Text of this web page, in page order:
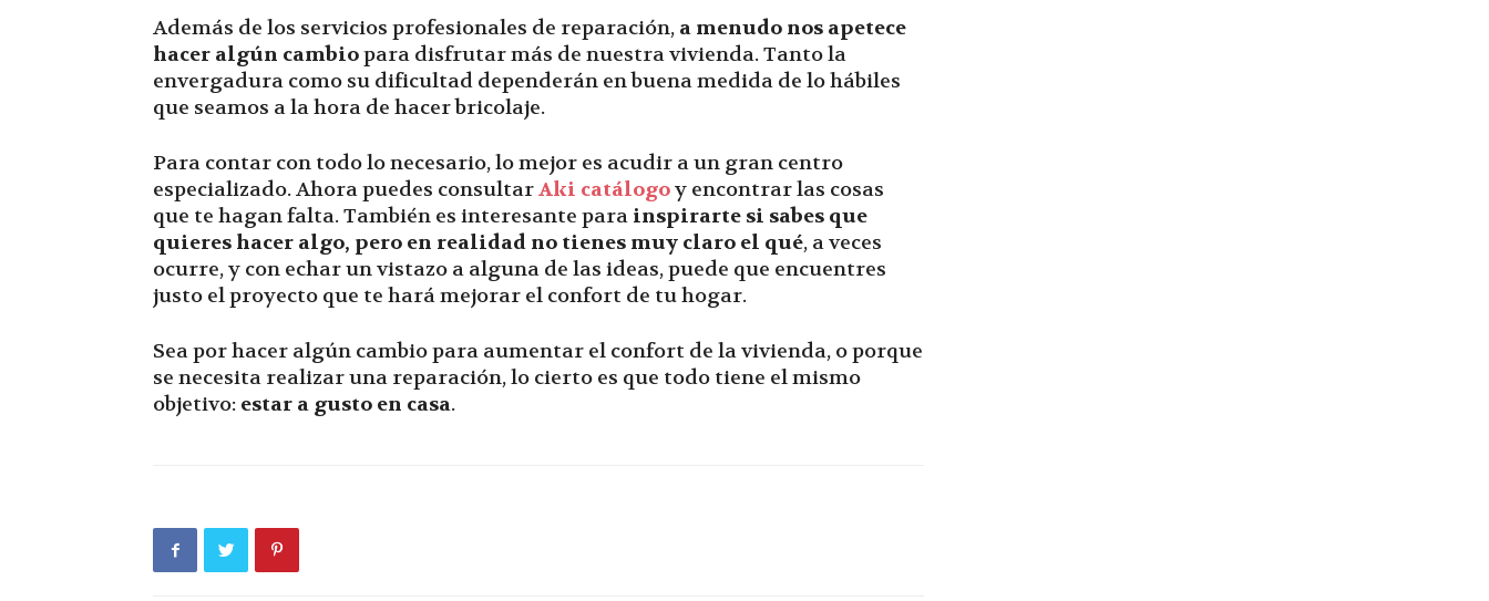
Además de los servicios profesionales de reparación, a menudo nos apetece
hacer algún cambiopara disfrutar más de nuestra vivienda. Tanto la
envergadura como su dificultad dependerán en buena medida de lo hábiles
que seamos a la hora de hacer bricolaje.
Para contar con todo lo necesario, lo mejor es acudir a un gran centro
especializado. Ahora puedes consultarAki catálogoy encontrar las cosas
que te hagan falta. También es interesante para inspirarte si sabes que
quieres hacer algo, pero en realidad no tienes muy claro el qué, a veces
ocurre, y con echar un vistazo a alguna de las ideas, puede que encuentres
justo el proyecto que te hará mejorar el confort de tu hogar.
Sea por hacer algún cambio para aumentar el confort de la vivienda, o porque
se necesita realizar una reparación, lo cierto es que todo tiene el mismo
objetivo: estar a gusto en casa.